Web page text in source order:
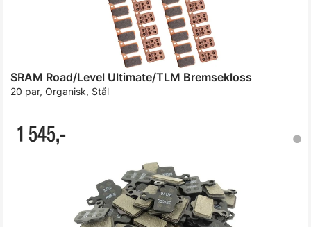
SRAM Road/Level Ultimate/TLM Bremsekloss
20 par, Organisk, Stål
1 545,-